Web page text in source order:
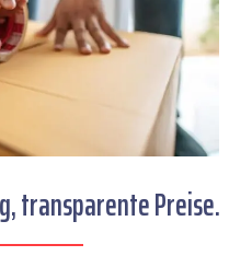
transparente Preise.